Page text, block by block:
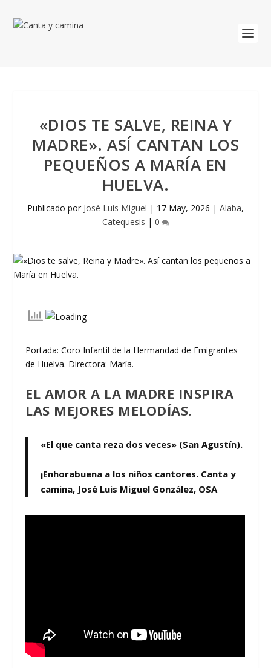
«DIOS TE SALVE, REINA Y
MADRE». ASÍ CANTAN LOS
PEQUEÑOS A MARÍA EN
HUELVA.
Publicado por José Luis Miguel | 17 May, 2026 | Alaba,
Catequesis | 0
Portada: Coro Infantil de la Hermandad de Emigrantes
de Huelva. Directora: María.
EL AMOR A LA MADRE INSPIRA
LAS MEJORES MELODÍAS.
«El que canta reza dos veces» (San Agustín).
¡Enhorabuena a los niños cantores. Canta y
camina, José Luis Miguel González, OSA